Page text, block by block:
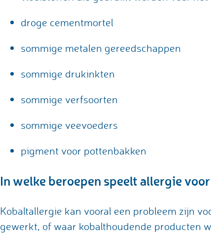
droge cementmortel
sommige metalen gereedschappen
sommige drukinkten
sommige verfsoorten
sommige veevoeders
pigment voor pottenbakken
In welke beroepen speelt allergie
Kobaltallergie kan vooral een probleem zijn
gewerkt, of waar kobalthoudende producten